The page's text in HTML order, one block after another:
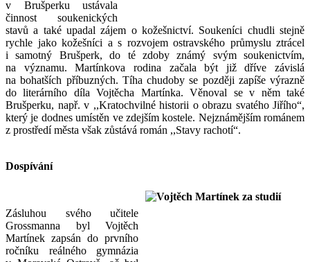
v Brušperku ustávala
činnost soukenických
stavů a také upadal zájem o kožešnictví. Soukeníci chudli stejně
rychle jako kožešníci a s rozvojem ostravského průmyslu ztrácel
i samotný Brušperk, do té zdoby známý svým soukenictvím,
na významu. Martínkova rodina začala být již dříve závislá
na bohatších příbuzných. Tíha chudoby se později zapíše výrazně
do literárního díla Vojtěcha Martínka. Věnoval se v něm také
Brušperku, např. v ,,Kratochvilné historii o obrazu svatého Jiřího“,
který je dodnes umístěn ve zdejším kostele. Nejznámějším románem
z prostředí města však zůstává román ,,Stavy rachotí“.
Dospívání
Zásluhou svého učitele
Grossmanna byl Vojtěch
Martínek zapsán do prvního
ročníku reálného gymnázia